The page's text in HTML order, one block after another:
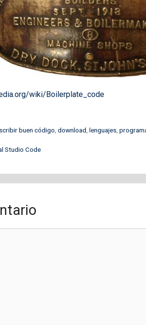
wiki/Boilerplate_code
buen código download lenguajes,
Studio Code